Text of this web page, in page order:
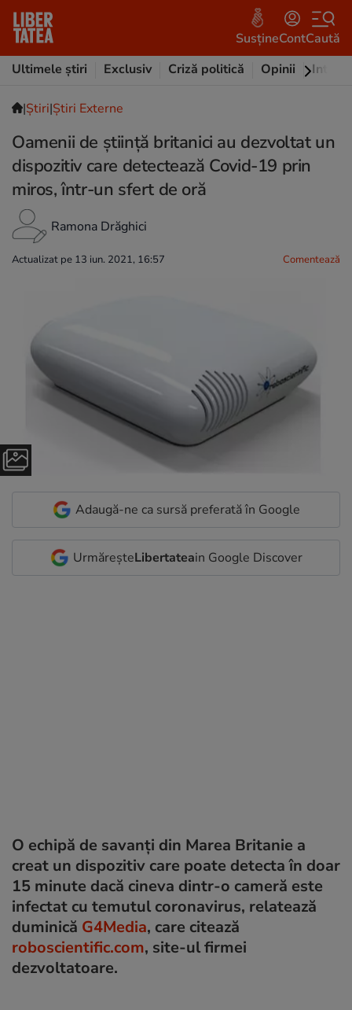
SusțineContCaută
Ultimele știri
Exclusiv Criză politică Opinii
|Ştiri|Știri Externe
Oamenii de știință britanici au dezvoltat un
dispozitiv care detectează Covid-19 prin
miros, într-un sfert de oră
Ramona Drăghici
Actualizat pe 13 iun. 2021, 16:57 Comentează
Adaugă-ne ca sursă preferată în Google
UrmăreșteLibertateain Google Discover
O echipă de savanți din Marea Britanie a
creat un dispozitiv care poate detecta în doar
15 minute dacă cineva dintr-o cameră este
infectat cu temutul coronavirus, relatează
duminică G4Media, care citează
roboscientific.com, site-ul firmei
dezvoltatoare.